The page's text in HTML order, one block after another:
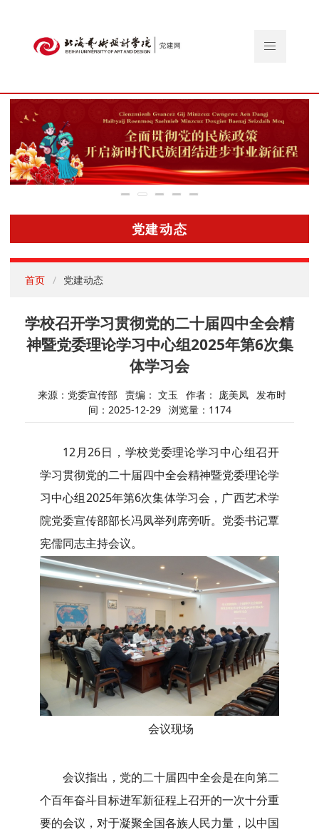
党建动态
首页 党建动态
学校召开学习贯彻党的二十届四中全会精
神暨党委理论学习中心组2025年第6次集
体学习会
来源：党委宣传部 责编： 文玉 作者： 庞美凤 发布时
间：2025-12-29
浏览量： 1174
12月26日，学校党委理论学习中心组召开
学习贯彻党的二十届四中全会精神暨党委理论学
习中心组2025年第6次集体学习会，广西艺术学
院党委宣传部部长冯凤举列席旁听。党委书记覃
宪儒同志主持会议。
会议现场
会议指出，党的二十届四中全会是在向第二
个百年奋斗目标进军新征程上召开的一次十分重
要的会议，对于凝聚全国各族人民力量，以中国